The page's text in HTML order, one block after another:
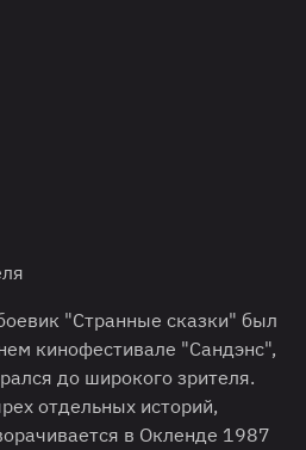
"Странные сказки" был
кинофестивале "Сандэнс",
до широкого зрителя.
отдельных историй,
в Окленде 1987